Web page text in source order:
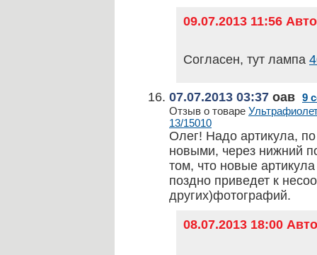
09.07.2013 11:56
Согласен, тут лампа
07.07.2013 03:37 оав 9
Отзыв о товаре
13/15010
Олег! Надо артикула,
новыми, через нижний
том, что новые
поздно приведет к
других)фотографий.
08.07.2013 18:00